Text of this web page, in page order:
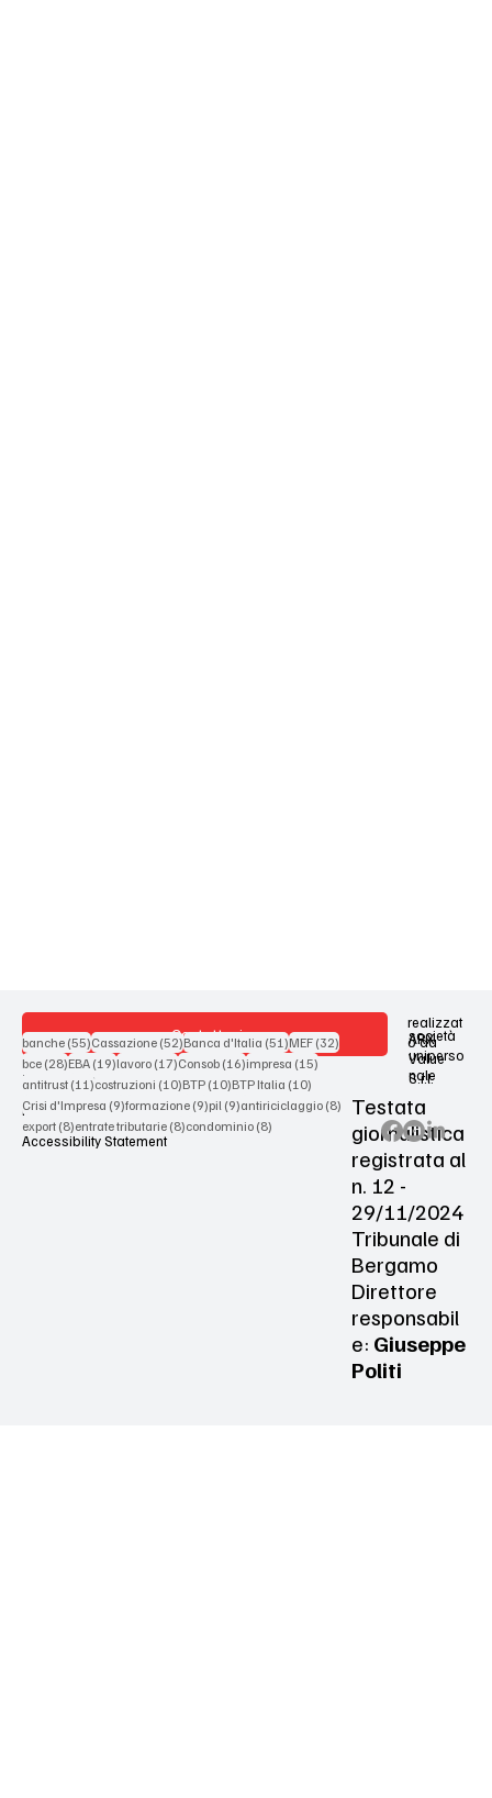
Contattaci
Terms & Conditions
Privacy Policy
Accessibility Statement
realizzat
o da
società
uniperso
nale
ARX
Value
S.r.l.
Testata
giornalistica
registrata al
n. 12 -
29/11/2024
Tribunale di
Bergamo
Direttore
responsabil
e: Giuseppe
Politi
banche (55)55 post
Cassazione (52)52 post
Banca d'Italia (51)51 post
MEF (32)32 post
bce (28)28 post
EBA (19)19 post
lavoro (17)17 post
Consob (16)16 post
impresa (15)15 post
antitrust (11)11 post
costruzioni (10)10 post
BTP (10)10 post
BTP Italia (10)10 post
Crisi d'Impresa (9)9 post
formazione (9)9 post
pil (9)9 post
antiriciclaggio (8)8 post
export (8)8 post
entrate tributarie (8)8 post
condominio (8)8 post